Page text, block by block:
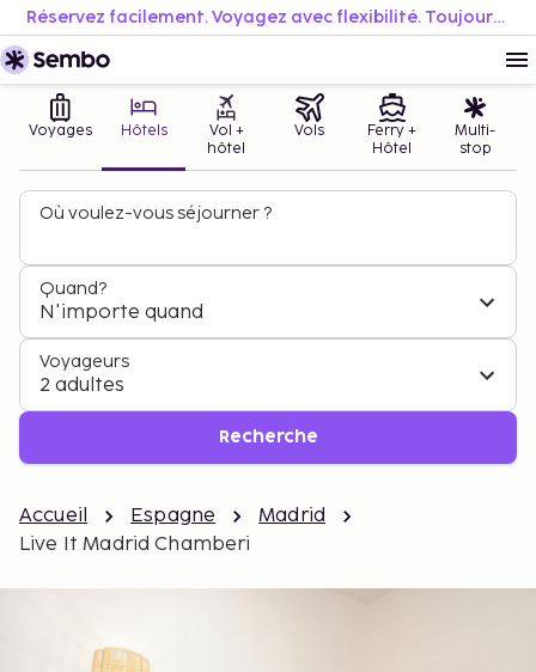
Réservez facilement. Voyagez avec flexibilité. Toujours au meilleur prix.
Voyages Hôtels
Vol +
hôtel
Vols
Ferry +
Hôtel
Multi-
stop
Où voulez-vous séjourner ?
Quand?
N'importe quand
Voyageurs
2 adultes
Recherche
Accueil Espagne
Madrid
Live It Madrid Chamberi